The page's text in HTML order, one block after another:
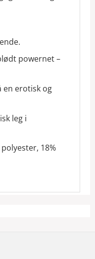
powernet –
erotisk og
leg i
18%